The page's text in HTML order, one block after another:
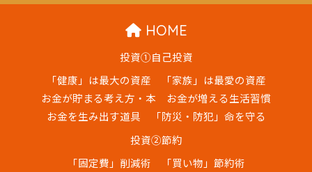
HOME
投資①自己投資
「健康」は最大の資産
「家族」は最愛の資産
お金が貯まる考え方・本
お金が増える生活習慣
お金を生み出す道具
「防災・防犯」命を守る
投資②節約
「固定費」削減術
「買い物」節約術